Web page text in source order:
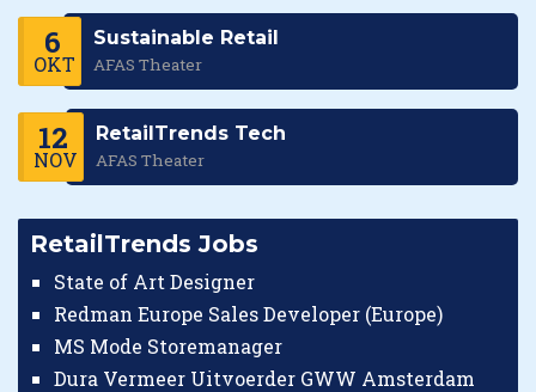
6
OKT
Sustainable Retail
AFAS Theater
12
NOV
RetailTrends Tech
AFAS Theater
RetailTrends Jobs
State of Art Designer
Redman Europe Sales Developer (Europe)
MS Mode Storemanager
Dura Vermeer Uitvoerder GWW Amsterdam